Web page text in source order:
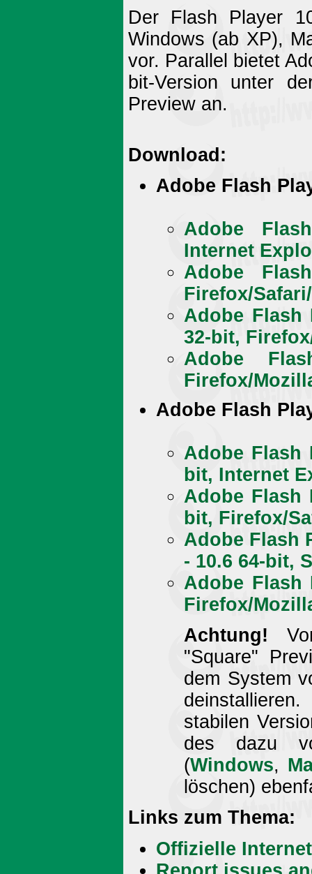
Der Flash Player
Windows (ab XP),
vor. Parallel bietet
bit-Version unter
Preview an.
Download:
Adobe Flash
Adobe
Internet
Adobe
Firefox/
Adobe Flash
32-bit,
Adobe
Firefox/
Adobe Flash
Adobe Flash
bit, Internet
Adobe Flash
bit, Firefox/
Adobe Flash
- 10.6 64-bit,
Adobe Flash
Firefox/
Achtung!
"Square"
dem System
stabilen
des dazu
(Windows,
löschen)
Links zum Thema:
Offizielle